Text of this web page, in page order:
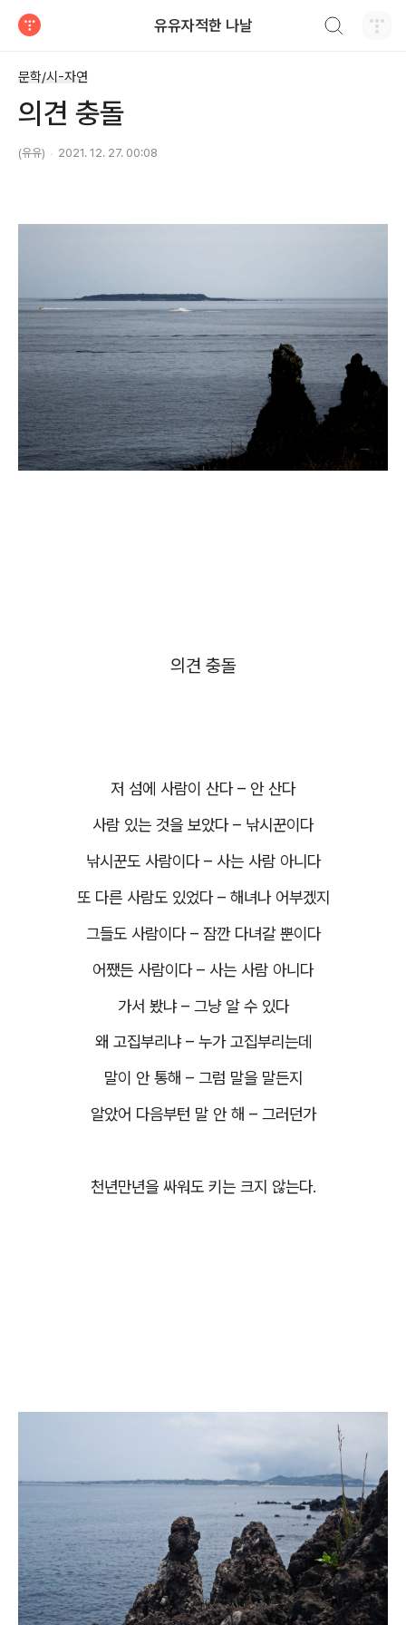
유유자적한 나날
문학/시-자연
의견 충돌
(유유) 2021. 12. 27. 00:08
의견 충돌
저 섬에 사람이 산다– 안 산다
사람 있는 것을 보았다– 낚시꾼이다
낚시꾼도 사람이다– 사는 사람 아니다
또 다른 사람도 있었다– 해녀나 어부겠지
그들도 사람이다– 잠깐 다녀갈 뿐이다
어쨌든 사람이다– 사는 사람 아니다
가서 봤냐– 그냥 알 수 있다
왜 고집부리냐– 누가 고집부리는데
말이 안 통해 – 그럼 말을 말든지
알았어 다음부턴 말 안 해 – 그러던가
천년만년을 싸워도 키는 크지 않는다.